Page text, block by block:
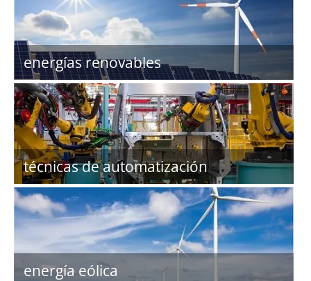
energías renovables
técnicas de automatización
energía eólica